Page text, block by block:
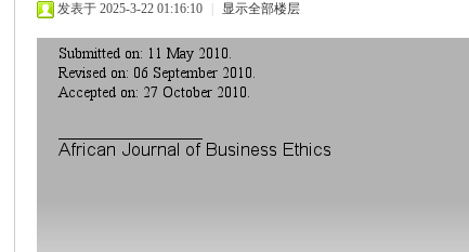
发表于 2025-3-22 01:16:10 显示全部楼层